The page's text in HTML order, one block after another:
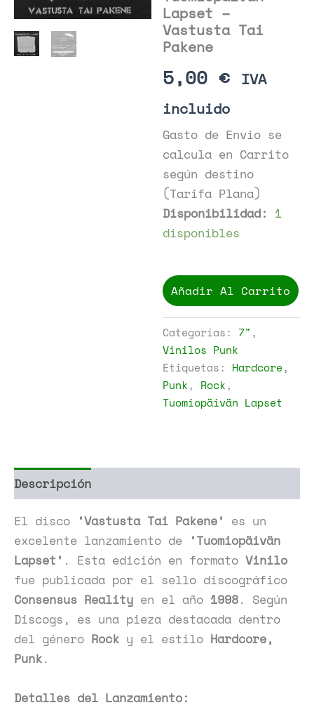
Lapset –
Vastusta Tai
Pakene
5,00 € IVA
incluido
Gasto de Envío se
calcula en Carrito
según destino
(Tarifa Plana)
Disponibilidad: 1
disponibles
Lapset
-
Tai
Pakene
cantidad
Añadir Al Carrito
Categorías: 7" ,
Vinilos Punk
Etiquetas: Hardcore,
Punk, Rock,
Tuomiopäivän Lapset
Descripción
El disco ‘Vastusta Tai Pakene’ es un
excelente lanzamiento de ‘Tuomiopäivän
Lapset’ . Esta edición en formato Vinilo
fue publicada por el sello discográfico
Consensus Reality en el año 1998. Según
Discogs, es una pieza destacada dentro
del género Rock y el estilo Hardcore,
Punk.
Detalles del Lanzamiento: